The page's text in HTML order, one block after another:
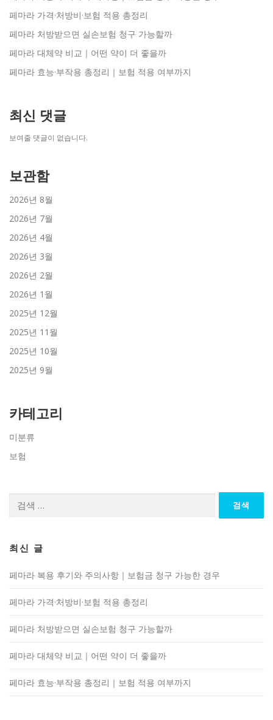
페마라 가격·처방비·보험 적용 총정리
페마라 처방받으면 실손보험 청구 가능할까
페마라 대체약 비교｜어떤 약이 더 좋을까
페마라 효능·부작용 총정리｜보험 적용 여부까지
최신 댓글
보여줄 댓글이 없습니다.
보관함
2026년 8월
2026년 7월
2026년 4월
2026년 3월
2026년 2월
2026년 1월
2025년 12월
2025년 11월
2025년 10월
2025년 9월
카테고리
미분류
보험
최신 글
페마라 복용 후기와 주의사항｜보험금 청구 가능한 경우
페마라 가격·처방비·보험 적용 총정리
페마라 처방받으면 실손보험 청구 가능할까
페마라 대체약 비교｜어떤 약이 더 좋을까
페마라 효능·부작용 총정리｜보험 적용 여부까지